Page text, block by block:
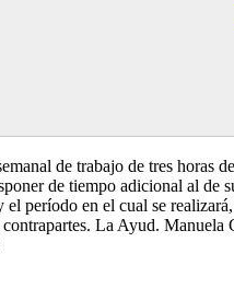
de trabajo de tres horas
de tiempo adicional al de
el período en el cual se
La Ayud. Manuela